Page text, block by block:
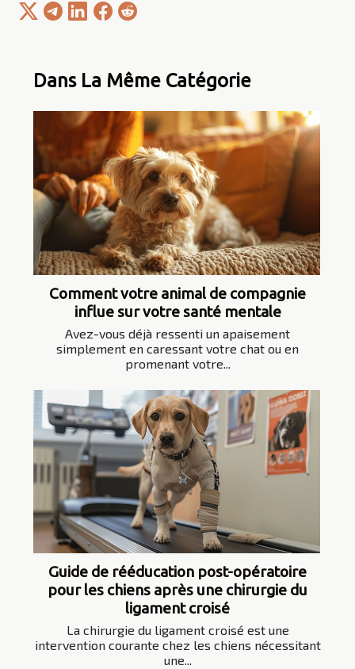
Dans La Même Catégorie
Comment votre animal de compagnie
influe sur votre santé mentale
Avez-vous déjà ressenti un apaisement
simplement en caressant votre chat ou en
promenant votre...
Guide de rééducation post-opératoire
pour les chiens après une chirurgie du
ligament croisé
La chirurgie du ligament croisé est une
intervention courante chez les chiens nécessitant
une...